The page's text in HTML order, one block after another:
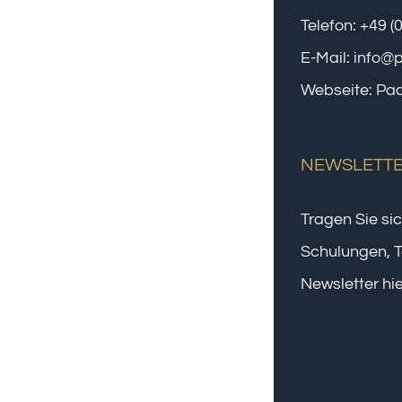
Telefon: +49
E-Mail:
Webseite:
Tragen Sie
Schulungen,
Newsletter